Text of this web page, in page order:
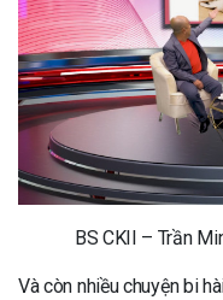
BS CKII – Trần
Và còn nhiều chuyện bi